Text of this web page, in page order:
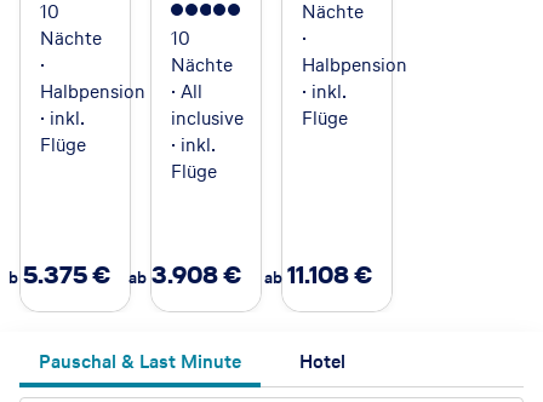
10
Nächte
·
Halbpension
· inkl.
Flüge
ab 5.375€
5
10
Nächte
· All
inclusive
· inkl.
Flüge
ab 3.908€
Nächte
·
Halbpension
· inkl.
Flüge
ab 11.108€
Pauschal & Last Minute Hotel